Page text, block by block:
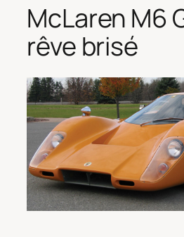
McLaren M6
rêve brisé